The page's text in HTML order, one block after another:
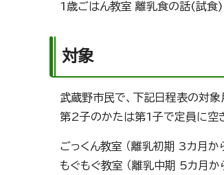
1歳ごはん教室 離乳食の話(試食)
対象
武蔵野市民で、下記日程表の対象
第2子のかたは第1子で定員に空
ごっくん教室 （離乳初期 3カ月か
もぐもぐ教室 （離乳中期 5カ月か